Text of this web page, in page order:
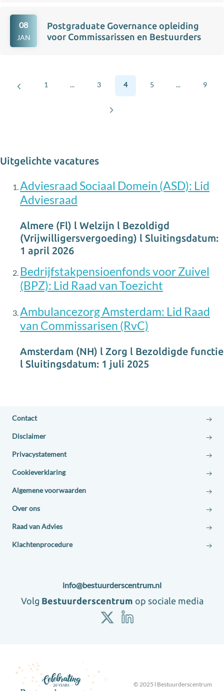
08
JAN
Postgraduate Governance opleiding
voor Commissarissen en Bestuurders
1 ... 3 4 5 ... 9
Uitgelichte vacatures
Adviesraad Sociaal Domein (ASD): Lid
Adviesraad
Almere (Fl) l Welzijn l Bezoldigd
(Vrijwilligersvergoeding) l Sluitingsdatum:
1 april 2026
Bedrijfstakpensioenfonds voor Zuivel
(BPZ): Lid Raad van Toezicht
Ambulancezorg Amsterdam: Lid Raad
van Commissarisen (RvC)
Amsterdam (NH) l Zorg l Bezoldigde functie
l Sluitingsdatum: 1 juli 2025
Contact
Disclaimer
Privacystatement
Cookieverklaring
Algemene voorwaarden
Over ons
Raad van Advies
Klachtenprocedure
Contact:
Adres:
E-
info@bestuurderscentrum.nl
Volg Bestuurderscentrum op sociale media
Volg
ons
© 2025 l Bestuurderscentrum